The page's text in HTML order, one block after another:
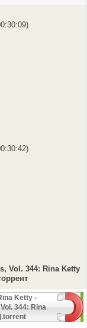
Vol. 344: Rina Ketty
Ketty -
344: Rina